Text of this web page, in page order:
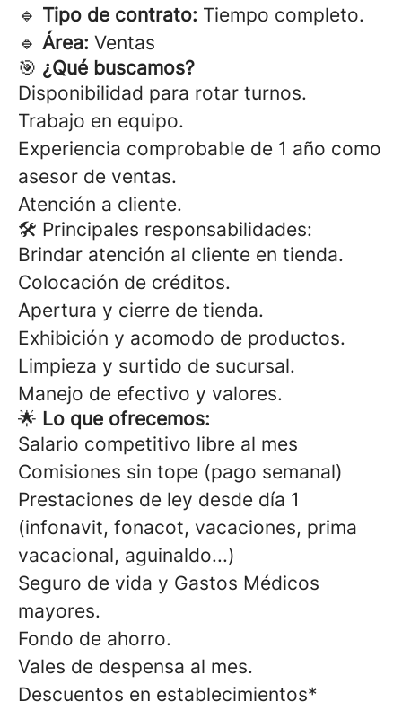
🔹 Tipo de contrato: Tiempo completo.
🔹 Área: Ventas
🎯 ¿Qué buscamos?
Disponibilidad para rotar turnos.
Trabajo en equipo.
Experiencia comprobable de 1 año como
asesor de ventas.
Atención a cliente.
🛠 Principales responsabilidades:
Brindar atención al cliente en tienda.
Colocación de créditos.
Apertura y cierre de tienda.
Exhibición y acomodo de productos.
Limpieza y surtido de sucursal.
Manejo de efectivo y valores.
🌟 Lo que ofrecemos:
Salario competitivo libre al mes
Comisiones sin tope (pago semanal)
Prestaciones de ley desde día 1
(infonavit, fonacot, vacaciones, prima
vacacional, aguinaldo...)
Seguro de vida y Gastos Médicos
mayores.
Fondo de ahorro.
Vales de despensa al mes.
Descuentos en establecimientos*